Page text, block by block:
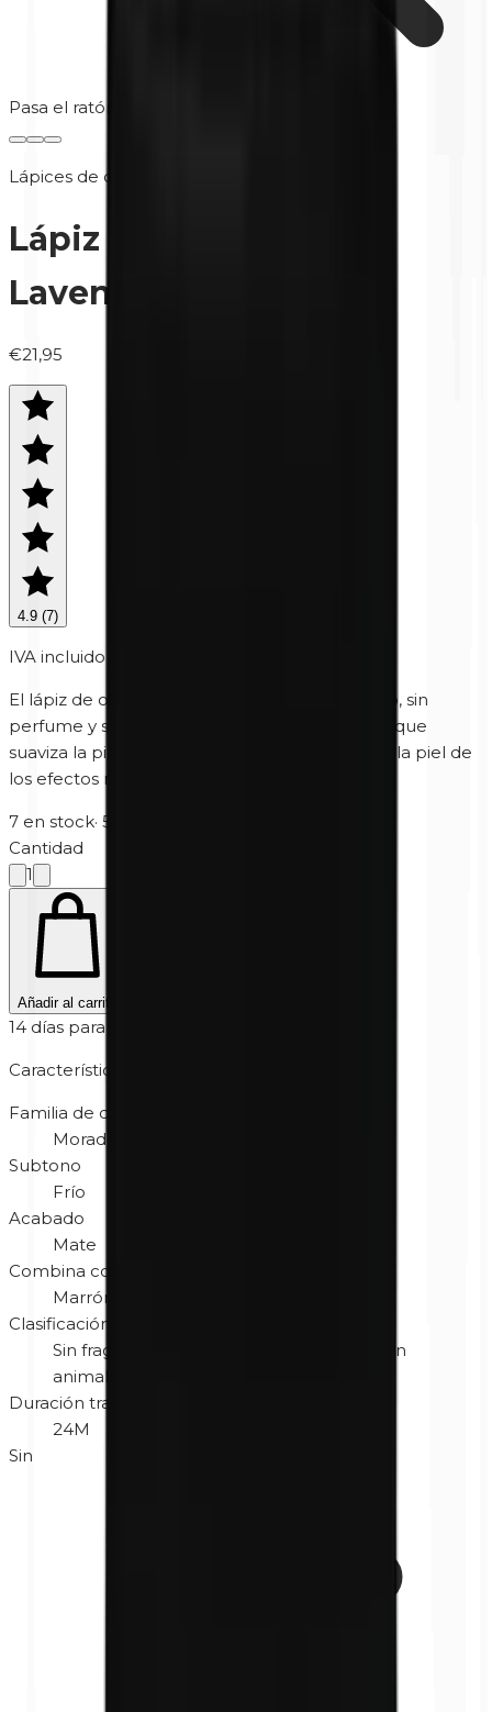
Pasa el ratón para ampliar
Lápices de ojos
Lápiz de ojos | 368
Lavender
€21,95
4.9 (7)
IVA incluido
El lápiz de ojos morado mineral hipoalergénico, sin
perfume y sin parabenos, contiene vitamina E que
suaviza la piel y dióxido de titanio que protege la piel de
los efectos nocivos de los rayos UV.
7 en stock· 5-10 días hábiles
Cantidad
1
Añadir al carrito
14 días para devolver
Características
Familia de color
Morado
Subtono
Frío
Acabado
Mate
Combina con color de ojos
Marrón
Clasificación
Sin fragancia
No testado en
animales
Duración tras abrir
24M
Sin